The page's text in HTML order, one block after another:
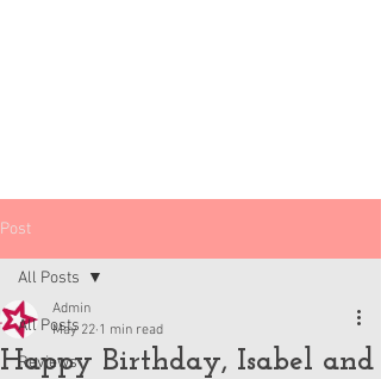
Post
All Posts
Reviews
All Posts
Happy Birthday, Isabel and
Admin
May 22 1 min read